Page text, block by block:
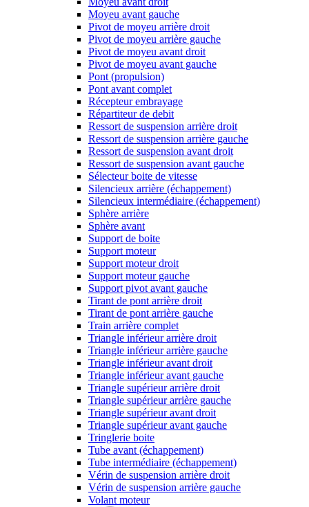
Moyeu avant gauche
Pivot de moyeu arrière droit
Pivot de moyeu arrière gauche
Pivot de moyeu avant droit
Pivot de moyeu avant gauche
Pont (propulsion)
Pont avant complet
Récepteur embrayage
Répartiteur de debit
Ressort de suspension arrière droit
Ressort de suspension arrière gauche
Ressort de suspension avant droit
Ressort de suspension avant gauche
Sélecteur boite de vitesse
Silencieux arrière (échappement)
Silencieux intermédiaire (échappement)
Sphère arrière
Sphère avant
Support de boite
Support moteur
Support moteur droit
Support moteur gauche
Support pivot avant gauche
Tirant de pont arrière droit
Tirant de pont arrière gauche
Train arrière complet
Triangle inférieur arrière droit
Triangle inférieur arrière gauche
Triangle inférieur avant droit
Triangle inférieur avant gauche
Triangle supérieur arrière droit
Triangle supérieur arrière gauche
Triangle supérieur avant droit
Triangle supérieur avant gauche
Tringlerie boite
Tube avant (échappement)
Tube intermédiaire (échappement)
Vérin de suspension arrière droit
Vérin de suspension arrière gauche
Volant moteur